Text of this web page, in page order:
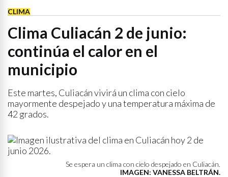
CLIMA
Clima Culiacán 2 de junio:
continúa el calor en el
municipio
Este martes, Culiacán vivirá un clima con cielo
mayormente despejado y una temperatura máxima de
42 grados.
Se espera un clima con cielo despejado en Culiacán.
IMAGEN: VANESSA BELTRÁN.